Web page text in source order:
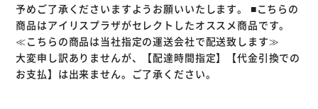
予めご了承くださいますようお願いいたします。 ■こちらの
商品はアイリスプラザがセレクトしたオススメ商品です。
≪こちらの商品は当社指定の運送会社で配送致します≫
大変申し訳ありませんが、【配達時間指定】【代金引換での
お支払】は出来ません。ご了承ください。